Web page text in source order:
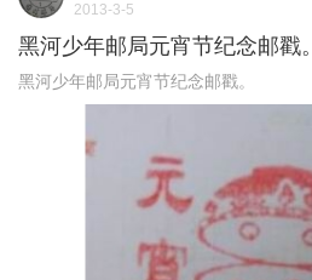
2013-3-5
黑河少年邮局元宵节纪念邮戳。
黑河少年邮局元宵节纪念邮戳。